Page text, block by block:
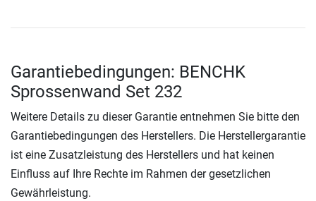
Garantiebedingungen: BENCHK
Sprossenwand Set 232
Weitere Details zu dieser Garantie entnehmen Sie bitte den
Garantiebedingungen des Herstellers. Die Herstellergarantie
ist eine Zusatzleistung des Herstellers und hat keinen
Einfluss auf Ihre Rechte im Rahmen der gesetzlichen
Gewährleistung.